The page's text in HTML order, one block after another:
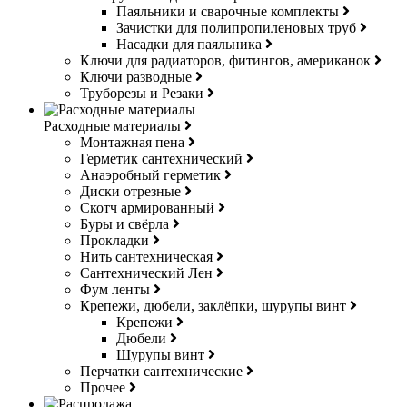
Паяльники и сварочные комплекты
Зачистки для полипропиленовых труб
Насадки для паяльника
Ключи для радиаторов, фитингов, американок
Ключи разводные
Труборезы и Резаки
Расходные материалы
Монтажная пена
Герметик сантехнический
Анаэробный герметик
Диски отрезные
Скотч армированный
Буры и свёрла
Прокладки
Нить сантехническая
Сантехнический Лен
Фум ленты
Крепежи, дюбели, заклёпки, шурупы винт
Крепежи
Дюбели
Шурупы винт
Перчатки сантехнические
Прочее